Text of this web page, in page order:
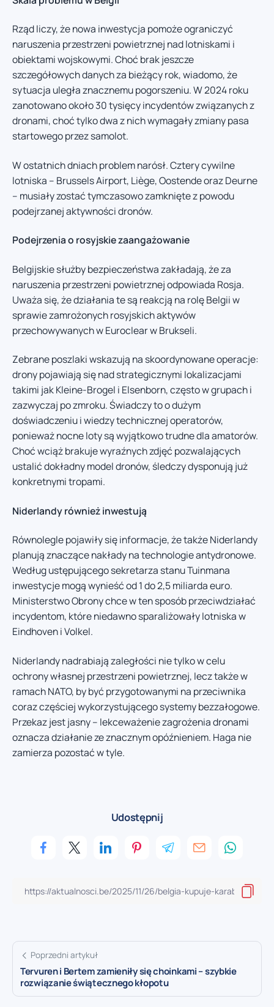
Rząd liczy, że nowa inwestycja pomoże ograniczyć
naruszenia przestrzeni powietrznej nad lotniskami i
obiektami wojskowymi. Choć brak jeszcze
szczegółowych danych za bieżący rok, wiadomo, że
sytuacja uległa znacznemu pogorszeniu. W 2024 roku
zanotowano około 30 tysięcy incydentów związanych z
dronami, choć tylko dwa z nich wymagały zmiany pasa
startowego przez samolot.
W ostatnich dniach problem narósł. Cztery cywilne
lotniska – Brussels Airport, Liège, Oostende oraz Deurne
– musiały zostać tymczasowo zamknięte z powodu
podejrzanej aktywności dronów.
Podejrzenia o rosyjskie zaangażowanie
Belgijskie służby bezpieczeństwa zakładają, że za
naruszenia przestrzeni powietrznej odpowiada Rosja.
Uważa się, że działania te są reakcją na rolę Belgii w
sprawie zamrożonych rosyjskich aktywów
przechowywanych w Euroclear w Brukseli.
Zebrane poszlaki wskazują na skoordynowane operacje:
drony pojawiają się nad strategicznymi lokalizacjami
takimi jak Kleine-Brogel i Elsenborn, często w grupach i
zazwyczaj po zmroku. Świadczy to o dużym
doświadczeniu i wiedzy technicznej operatorów,
ponieważ nocne loty są wyjątkowo trudne dla amatorów.
Choć wciąż brakuje wyraźnych zdjęć pozwalających
ustalić dokładny model dronów, śledczy dysponują już
konkretnymi tropami.
Niderlandy również inwestują
Równolegle pojawiły się informacje, że także Niderlandy
planują znaczące nakłady na technologie antydronowe.
Według ustępującego sekretarza stanu Tuinmana
inwestycje mogą wynieść od 1 do 2,5 miliarda euro.
Ministerstwo Obrony chce w ten sposób przeciwdziałać
incydentom, które niedawno sparaliżowały lotniska w
Eindhoven i Volkel.
Niderlandy nadrabiają zaległości nie tylko w celu
ochrony własnej przestrzeni powietrznej, lecz także w
ramach NATO, by być przygotowanymi na przeciwnika
coraz częściej wykorzystującego systemy bezzałogowe.
Przekaz jest jasny – lekceważenie zagrożenia dronami
oznacza działanie ze znacznym opóźnieniem. Haga nie
zamierza pozostać w tyle.
Udostępnij
Poprzedni artykuł
Tervuren i Bertem zamieniły się choinkami – szybkie
rozwiązanie świątecznego kłopotu